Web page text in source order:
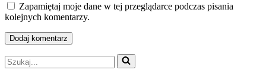
Zapamiętaj moje dane w tej przeglądarce podczas pisania
kolejnych komentarzy.
Szukaj...